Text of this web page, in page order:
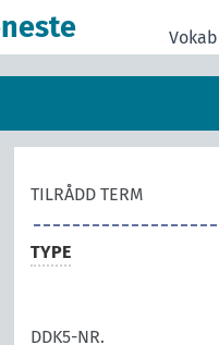
TILRÅDD TERM
TYPE
DDK5-NR.